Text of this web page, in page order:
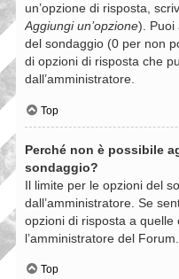
un’opzione di risposta,
Aggiungi un’opzione). Puoi
del sondaggio (0 per non
di opzioni di risposta che
dall’amministratore.
Top
Perché non è possibile
sondaggio?
Il limite per le opzioni del
dall’amministratore. Se
opzioni di risposta a quelle
l’amministratore del Forum.
Top